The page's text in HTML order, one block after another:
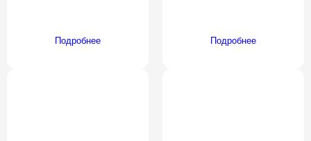
Подробнее Подробнее